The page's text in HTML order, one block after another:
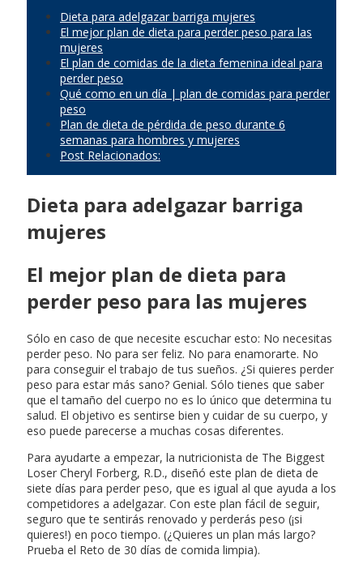
Dieta para adelgazar barriga mujeres
El mejor plan de dieta para perder peso para las
mujeres
El plan de comidas de la dieta femenina ideal para
perder peso
Qué como en un día | plan de comidas para perder
peso
Plan de dieta de pérdida de peso durante 6
semanas para hombres y mujeres
Post Relacionados:
Dieta para adelgazar barriga
mujeres
El mejor plan de dieta para
perder peso para las mujeres
Sólo en caso de que necesite escuchar esto: No necesitas
perder peso. No para ser feliz. No para enamorarte. No
para conseguir el trabajo de tus sueños. ¿Si quieres perder
peso para estar más sano? Genial. Sólo tienes que saber
que el tamaño del cuerpo no es lo único que determina tu
salud. El objetivo es sentirse bien y cuidar de su cuerpo, y
eso puede parecerse a muchas cosas diferentes.
Para ayudarte a empezar, la nutricionista de The Biggest
Loser Cheryl Forberg, R.D., diseñó este plan de dieta de
siete días para perder peso, que es igual al que ayuda a los
competidores a adelgazar. Con este plan fácil de seguir,
seguro que te sentirás renovado y perderás peso (¡si
quieres!) en poco tiempo. (¿Quieres un plan más largo?
Prueba el Reto de 30 días de comida limpia).